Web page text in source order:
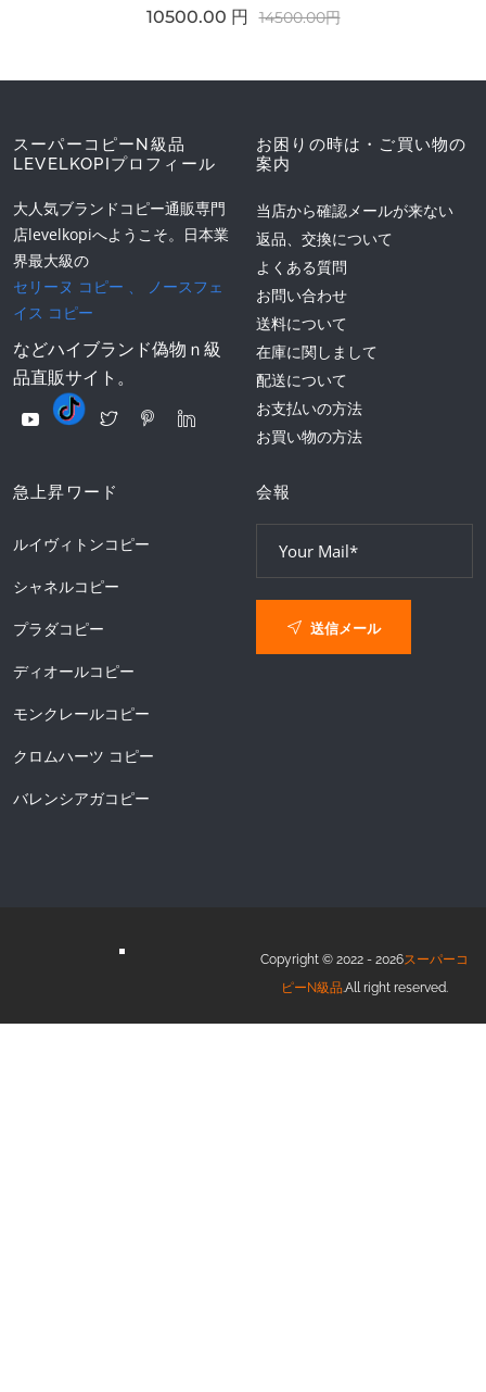
10500.00 円 14500.00円
スーパーコピーN級品
LEVELKOPIプロフィール
大人気ブランドコピー通販専門
店levelkopiへようこそ。日本業
界最大級の
セリーヌ コピー 、
ノースフェ
イス コピー
などハイブランド偽物ｎ級
品直販サイト。
お困りの時は・ご買い物の
案内
当店から確認メールが来ない
返品、交換について
よくある質問
お問い合わせ
送料について
在庫に関しまして
配送について
お支払いの方法
お買い物の方法
急上昇ワード
ルイヴィトンコピー
シャネルコピー
プラダコピー
ディオールコピー
モンクレールコピー
クロムハーツ コピー
バレンシアガコピー
会報
送信メール
Copyright © 2022 - 2026スーパーコ
ピーN級品.All right reserved.